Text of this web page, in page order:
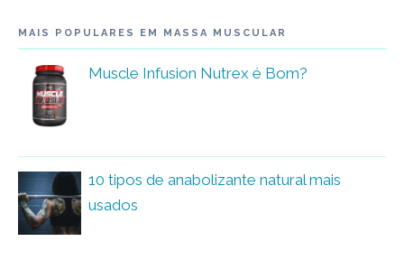
MAIS POPULARES EM MASSA MUSCULAR
Muscle Infusion Nutrex é Bom?
10 tipos de anabolizante natural mais
usados